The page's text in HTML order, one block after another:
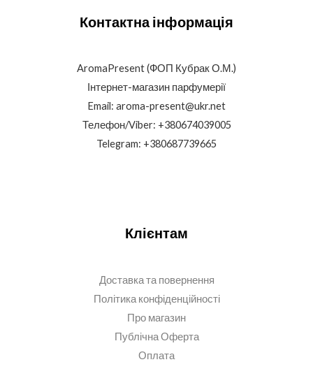
Контактна інформація
AromaPresent (ФОП Кубрак О.М.)
Інтернет-магазин парфумерії
Email: aroma-present@ukr.net
Телефон/Viber: +380674039005
Telegram: +380687739665
Клієнтам
Доставка та повернення
Політика конфіденційності
Про магазин
Публічна Оферта
Оплата